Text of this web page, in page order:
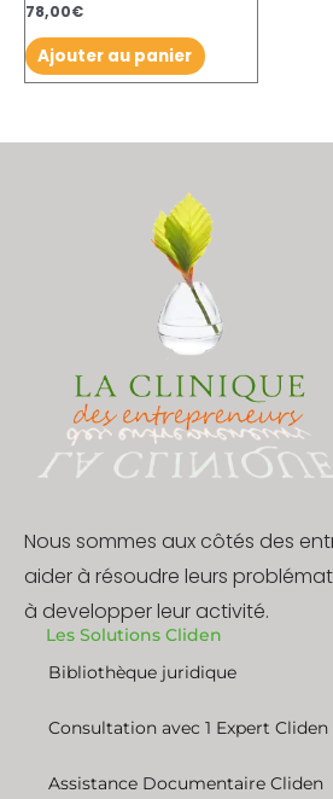
78,00€
Ajouter au panier
Nous sommes aux côtés des
aider à résoudre leurs
à developper leur activité.
Les Solutions Cliden
Bibliothèque juridique
Consultation avec 1 Expert Cliden
Assistance Documentaire Cliden